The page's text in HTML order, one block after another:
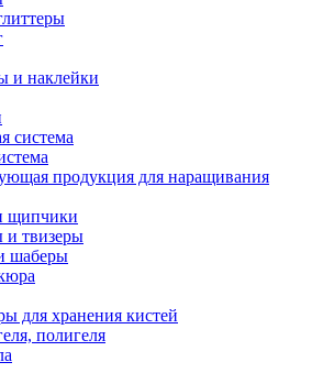
и наклейки
система
продукция для наращивания
щипчики
твизеры
шаберы
для хранения кистей
полигеля